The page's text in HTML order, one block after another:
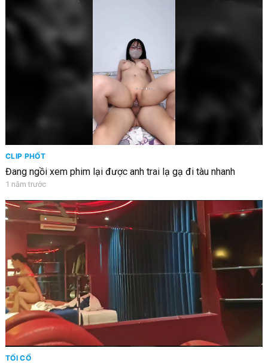
CLIP PHỐT
Đang ngồi xem phim lại được anh trai lạ gạ đi tàu nhanh
1 năm trước
TỐI CỔ